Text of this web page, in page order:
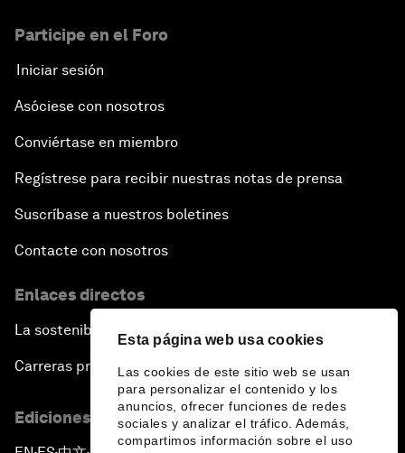
Esta página web usa cookies
Las cookies de este sitio web se usan
para personalizar el contenido y los
anuncios, ofrecer funciones de redes
sociales y analizar el tráfico. Además,
compartimos información sobre el uso
Participe en el Foro
Iniciar sesión
Asóciese con nosotros
Conviértase en miembro
Regístrese para recibir nuestras notas de prensa
Suscríbase a nuestros boletines
Contacte con nosotros
Enlaces directos
La sostenibilidad en el Foro
Carreras profesionales
Ediciones en otros idiomas